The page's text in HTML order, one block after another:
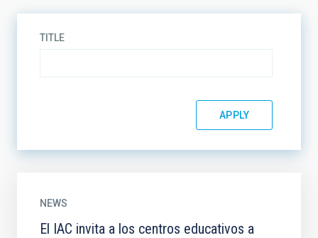
TITLE
NEWS
El IAC invita a los centros educativos a